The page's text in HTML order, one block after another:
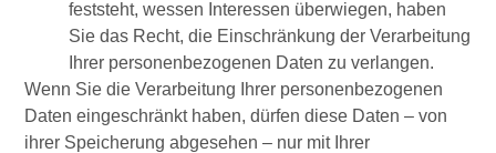
feststeht, wessen Interessen überwiegen, haben
Sie das Recht, die Einschränkung der Verarbeitung
Ihrer personenbezogenen Daten zu verlangen.
Wenn Sie die Verarbeitung Ihrer personenbezogenen
Daten eingeschränkt haben, dürfen diese Daten – von
ihrer Speicherung abgesehen – nur mit Ihrer